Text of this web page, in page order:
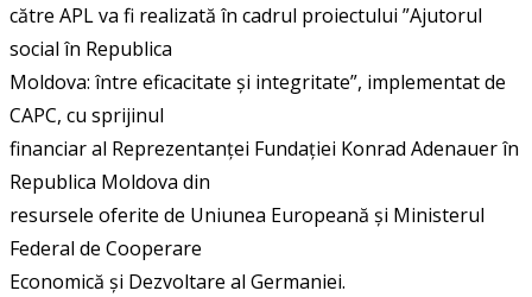
către APL va fi realizată în cadrul proiectului ”Ajutorul
social în Republica
Moldova: între eficacitate și integritate”, implementat de
CAPC, cu sprijinul
financiar al Reprezentanței Fundației Konrad Adenauer în
Republica Moldova din
resursele oferite de Uniunea Europeană și Ministerul
Federal de Cooperare
Economică și Dezvoltare al Germaniei.